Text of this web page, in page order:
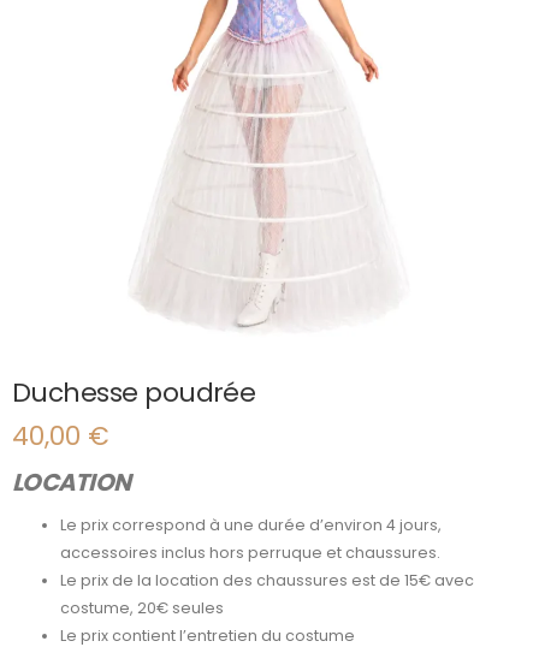
Duchesse poudrée
40,00 €
LOCATION
Le prix correspond à une durée d’environ 4 jours,
accessoires inclus hors perruque et chaussures.
Le prix de la location des chaussures est de 15€ avec
costume, 20€ seules
Le prix contient l’entretien du costume